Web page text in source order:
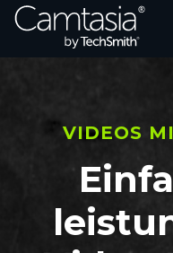
Direkt
zum
VIDEOS